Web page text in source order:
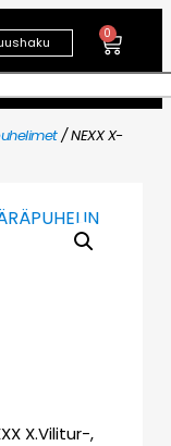
0
/ NEXX X-
X.Vilitur-,